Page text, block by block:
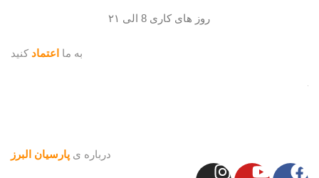
روز های کاری 8 الی ۲۱
درباره ی پارسیان البرز
به ما اعتماد کنید